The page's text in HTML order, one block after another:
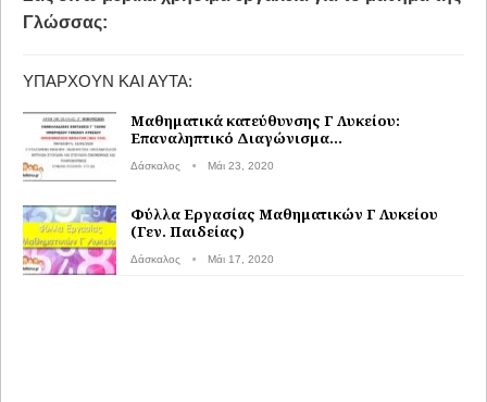
Γλώσσας:
ΥΠΆΡΧΟΥΝ ΚΑΙ ΑΥΤΆ:
Μαθηματικά κατεύθυνσης Γ Λυκείου:
Επαναληπτικό Διαγώνισμα…
Δάσκαλος Μάι 23, 2020
Φύλλα Εργασίας Μαθηματικών Γ Λυκείου
(Γεν. Παιδείας)
Δάσκαλος Μάι 17, 2020